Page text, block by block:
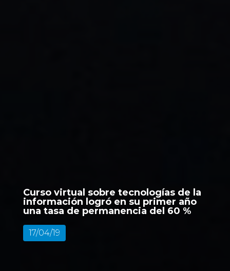
Curso virtual sobre tecnologías de la
información logró en su primer año
una tasa de permanencia del 60 %
17/04/19